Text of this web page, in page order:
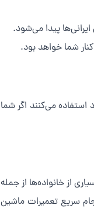
پیدا می‌شود.
شما خواهد بود.
استفاده می‌کنند اگر شما
از خانواده‌ها از جمله
سریع تعمیرات ماشین